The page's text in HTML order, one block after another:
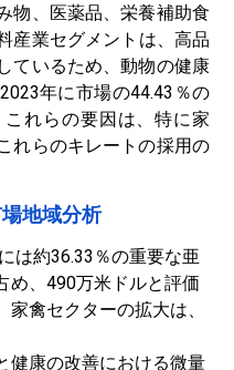
物、医薬品、栄養補助食
産業セグメントは、高品
ているため、動物の健康
年に市場の44.43％の
れらの要因は、特に家
れらのキレートの採用の
地域分析
は約36.33％の重要な亜
め、490万米ドルと評価
禽セクターの拡大は、
健康の改善における微量